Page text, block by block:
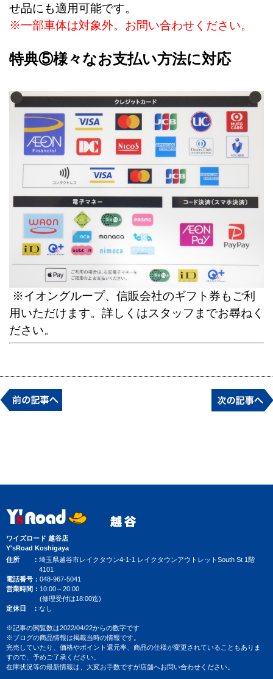
せ品にも適用可能です。
※一部車体は対象外。お問い合わせください。
特典⑤様々なお支払い方法に対応
※イオングループ、信販会社のギフト券もご利
用いただけます。詳しくはスタッフまでお尋ねく
ださい。
ワイズロード 越谷店
Y'sRoad Koshigaya
住所
埼玉県越谷市レイクタウン4-1-1 レイクタウンアウトレットSouth St 1階
4101
電話番号
048-967-5041
営業時間
10:00～20:00
(修理受付は18:00迄)
定休日
なし
※記事の閲覧数は2022/04/22からの数字です
※ブログの商品情報は掲載当時の情報です。
完売していたり、価格やポイント還元率、商品の仕様が変更されていることもありま
すので、予めご了承ください。
在庫状況等の最新情報は、大変お手数ですが店舗へお問い合わせください。